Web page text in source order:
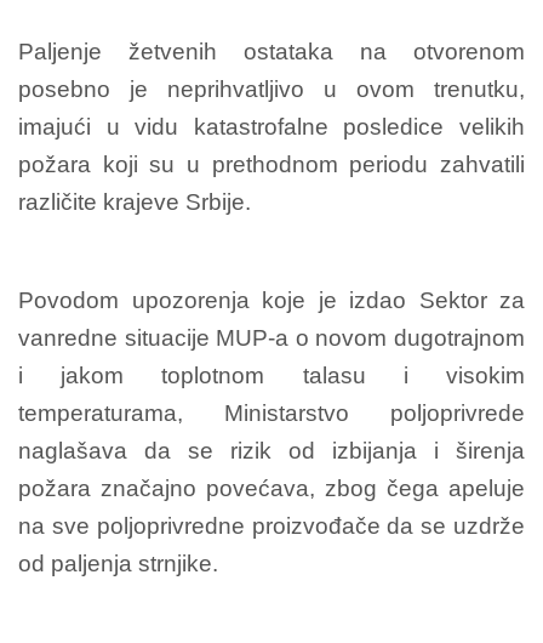
Paljenje žetvenih ostataka na otvorenom
posebno je neprihvatljivo u ovom trenutku,
imajući u vidu katastrofalne posledice velikih
požara koji su u prethodnom periodu zahvatili
različite krajeve Srbije.
Povodom upozorenja koje je izdao Sektor za
vanredne situacije MUP-a o novom dugotrajnom
i jakom toplotnom talasu i visokim
temperaturama, Ministarstvo poljoprivrede
naglašava da se rizik od izbijanja i širenja
požara značajno povećava, zbog čega apeluje
na sve poljoprivredne proizvođače da se uzdrže
od paljenja strnjike.